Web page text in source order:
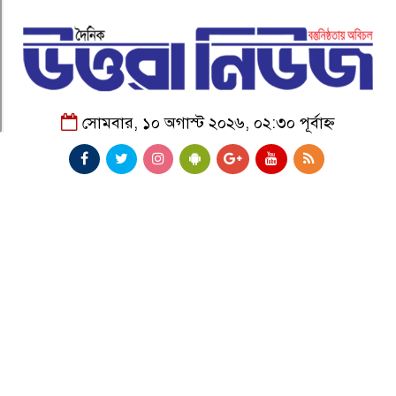
সোমবার, ১০ অগাস্ট ২০২৬, ০২:৩০ পূর্বাহ্ন